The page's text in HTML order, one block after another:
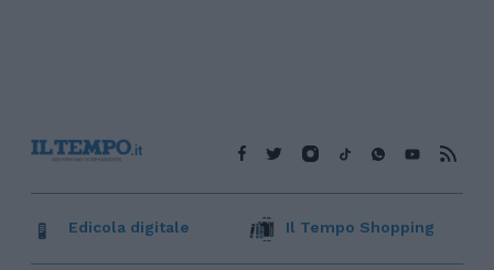
Edicola digitale Il Tempo Shopping